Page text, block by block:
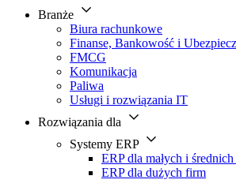
Branże
Biura rachunkowe
Finanse, Bankowość i
FMCG
Komunikacja
Paliwa
Usługi i rozwiązania IT
Rozwiązania dla
Systemy ERP
ERP dla małych i
ERP dla dużych firm